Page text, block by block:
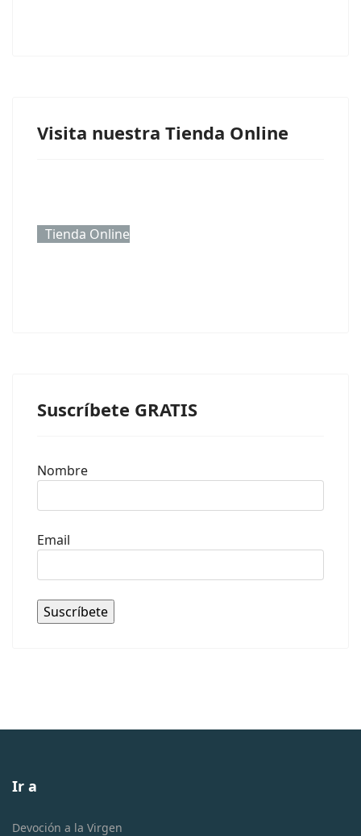
Visita nuestra Tienda Online
Tienda Online
Suscríbete GRATIS
Nombre
Email
Ir a
Devoción a la Virgen